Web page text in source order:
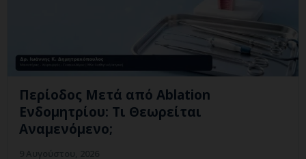
Περίοδος Μετά από Ablation
Ενδομητρίου: Τι Θεωρείται
Αναμενόμενο;